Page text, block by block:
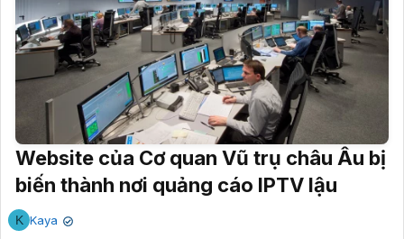
Website của Cơ quan Vũ trụ châu Âu bị
biến thành nơi quảng cáo IPTV lậu
K Kaya ✔